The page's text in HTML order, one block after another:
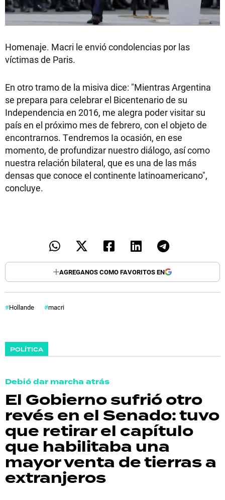
Homenaje. Macri le envió condolencias por las
víctimas de Paris.
En otro tramo de la misiva dice: "Mientras Argentina
se prepara para celebrar el Bicentenario de su
Independencia en 2016, me alegra poder visitar su
país en el próximo mes de febrero, con el objeto de
encontrarnos. Tendremos Ia ocasión, en ese
momento, de profundizar nuestro diálogo, así como
nuestra relación bilateral, que es una de las más
densas que conoce el continente latinoamericano",
concluye.
AGREGANOS COMO FAVORITOS EN
Hollande macri
POLÍTICA
Debió dar marcha atrás
El Gobierno sufrió otro
revés en el Senado: tuvo
que retirar el capítulo
que habilitaba una
mayor venta de tierras a
extranjeros